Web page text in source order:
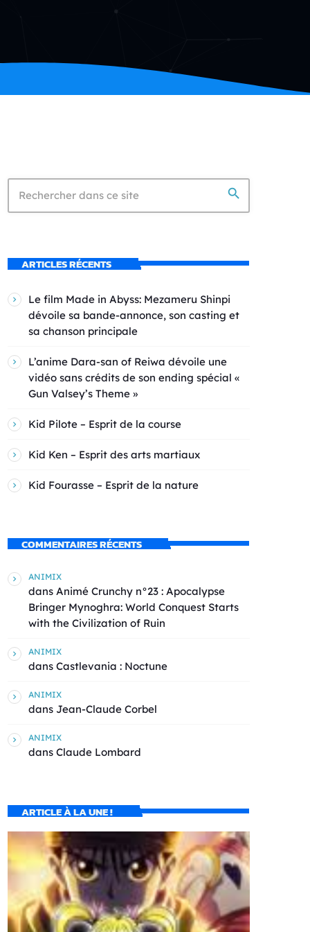
search
ARTICLES RÉCENTS
Le film Made in Abyss: Mezameru Shinpi
dévoile sa bande-annonce, son casting et
sa chanson principale
L’anime Dara-san of Reiwa dévoile une
vidéo sans crédits de son ending spécial «
Gun Valsey’s Theme »
Kid Pilote – Esprit de la course
Kid Ken – Esprit des arts martiaux
Kid Fourasse – Esprit de la nature
COMMENTAIRES RÉCENTS
ANIMIX
dans Animé Crunchy n°23 : Apocalypse
Bringer Mynoghra: World Conquest Starts
with the Civilization of Ruin
ANIMIX
dans Castlevania : Noctune
ANIMIX
dans Jean-Claude Corbel
ANIMIX
dans Claude Lombard
ARTICLE À LA UNE !